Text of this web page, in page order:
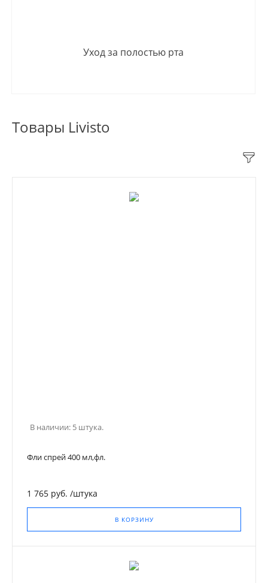
Уход за полостью рта
Товары Livisto
В наличии: 5 штука.
Фли спрей 400 мл,фл.
1 765 руб. /штука
В КОРЗИНУ